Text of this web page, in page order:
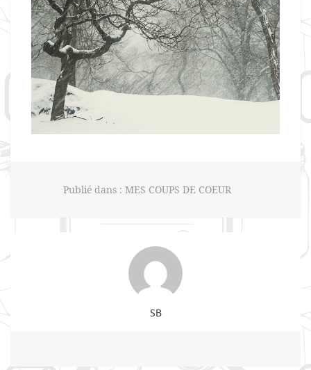
Publié dans : MES COUPS DE COEUR
SB